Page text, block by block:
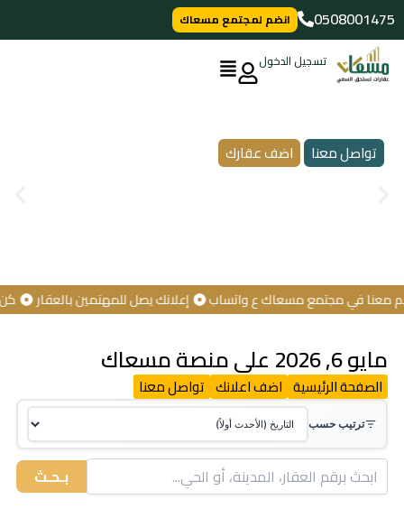
المحتوى
0508001475
انضم لمجتمع مسعاك
تسجيل الدخول
تواصل معنا اضف عقارك
في مجتمع مسعاك ع واتساب إعلانك يصل للمهتمين بالعقار كن
مايو 6, 2026 على منصة مسعاك
الصفحة الرئيسية اضف اعلانك تواصل معنا
ترتيب حسب
بـحـث